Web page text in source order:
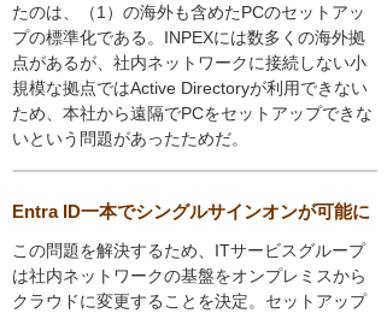
たのは、（1）の海外も含めたPCのセットアッ
プの標準化である。INPEXには数多くの海外拠
点があるが、社内ネットワークに接続しない小
規模な拠点ではActive Directoryが利用できない
ため、本社から遠隔でPCをセットアップできな
いという問題があったためだ。
Entra ID一本でシングルサインオンが可能に
この問題を解決するため、ITサービスグループ
は社内ネットワークの基盤をオンプレミスから
クラウドに変更することを決定。セットアップ